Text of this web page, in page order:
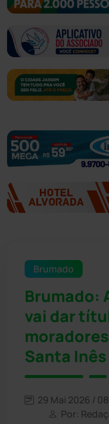
Brumado
Brumado:
vai dar
Santa Inês
29 Mai 2026 /
Por: